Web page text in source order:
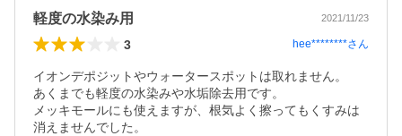
軽度の水染み用 2021/11/23
3 hee********さん
イオンデポジットやウォータースポットは取れません。
あくまでも軽度の水染みや水垢除去用です。
メッキモールにも使えますが、根気よく擦ってもくすみは
消えませんでした。